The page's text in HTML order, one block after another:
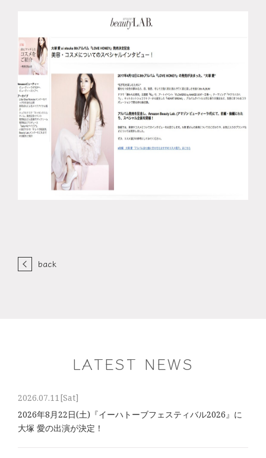
back
LATEST NEWS
2026.07.11[Sat]
2026年8⽉22⽇(土)『イーハトーブフェスティバル2026』に
大塚 愛の出演が決定！